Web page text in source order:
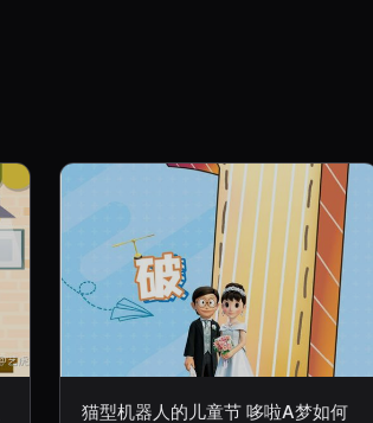
猫型机器人的儿童节 哆啦A梦如何